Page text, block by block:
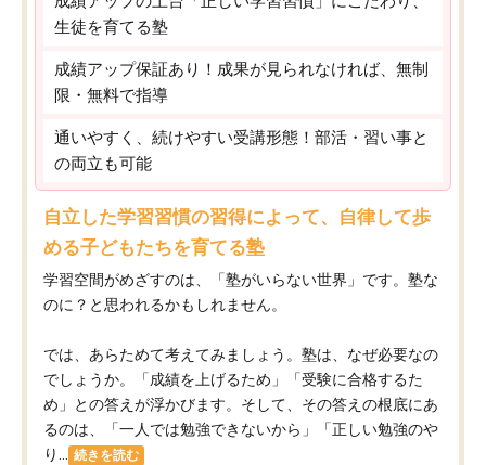
生徒を育てる塾
成績アップ保証あり！成果が見られなければ、無制
限・無料で指導
通いやすく、続けやすい受講形態！部活・習い事と
の両立も可能
自立した学習習慣の習得によって、自律して歩
める子どもたちを育てる塾
学習空間がめざすのは、「塾がいらない世界」です。塾な
のに？と思われるかもしれません。
では、あらためて考えてみましょう。塾は、なぜ必要なの
でしょうか。「成績を上げるため」「受験に合格するた
め」との答えが浮かびます。そして、その答えの根底にあ
るのは、「一人では勉強できないから」「正しい勉強のや
り...
続きを読む